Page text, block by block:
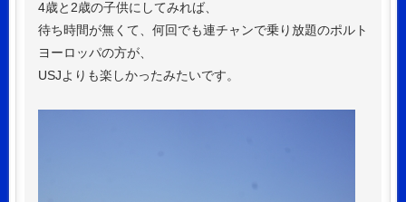
4歳と2歳の子供にしてみれば、
待ち時間が無くて、何回でも連チャンで乗り放題のポルト
ヨーロッパの方が、
USJよりも楽しかったみたいです。